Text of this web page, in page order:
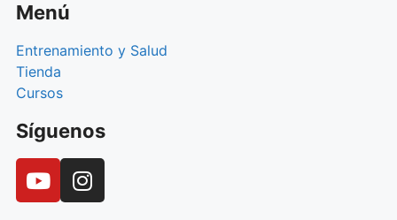
Menú
Entrenamiento y Salud
Tienda
Cursos
Síguenos